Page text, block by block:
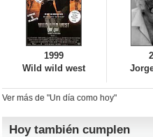
1999
Wild wild west
Ver más de "Un día como hoy"
Hoy también cumplen